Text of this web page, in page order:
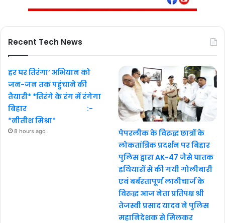
Recent Tech News
हर घर तिरंगा’ अभियान को
जन-जन तक पहुंचाने की
तैयारी* *तिरंगे के रंग में रंगेगा
बिहार :-
*नीतीश मिश्रा*
8 hours ago
पेपरलीक के विरुद्ध छात्रों के
लोकतांत्रिक प्रदर्शन पर बिहार
पुलिस द्वारा AK-47 जैसे घातक
हथियारों से की गयी गोलीबारी
एवं बर्बरतापूर्ण लाठीचार्ज के
विरुद्ध आज नेता प्रतिपक्ष श्री
तेजस्वी प्रसाद यादव ने पुलिस
महानिदेशक से मिलकर